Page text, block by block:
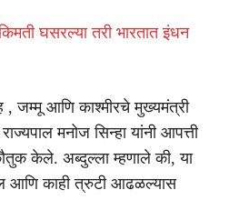
घसरल्या तरी भारतात इंधन
, जम्मू आणि काश्मीरचे मुख्यमंत्री
मनोज सिन्हा यांनी आपत्ती
केले. अब्दुल्ला म्हणाले की, या
आणि काही त्रुटी आढळल्यास